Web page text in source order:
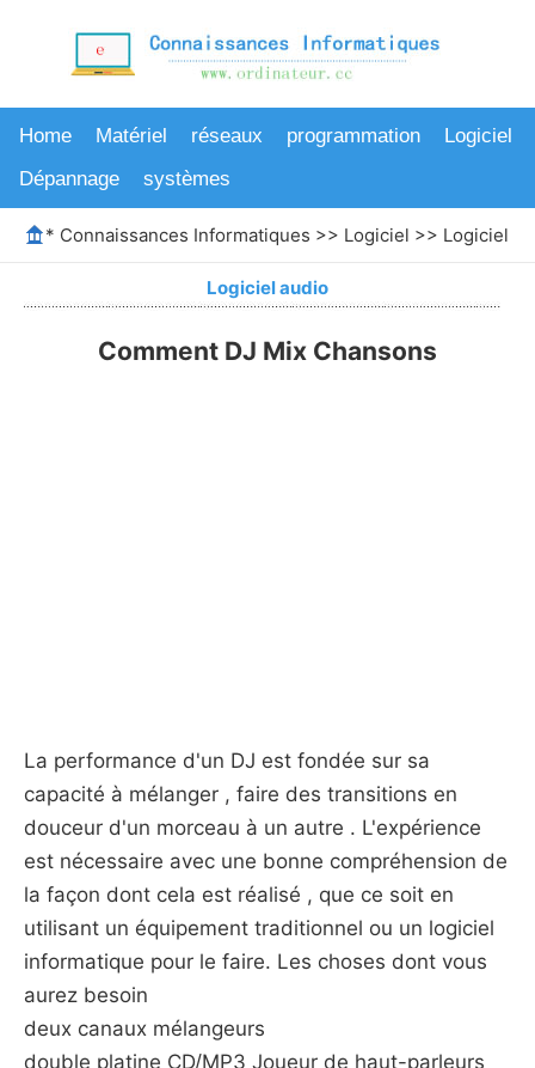
Home Matériel réseaux programmation
Logiciel
Dépannage
systèmes
* Connaissances Informatiques >> Logiciel >> Logiciel
Logiciel audio
Comment DJ Mix Chansons
La performance d'un DJ est fondée sur sa
capacité à mélanger , faire des transitions en
douceur d'un morceau à un autre . L'expérience
est nécessaire avec une bonne compréhension de
la façon dont cela est réalisé , que ce soit en
utilisant un équipement traditionnel ou un logiciel
informatique pour le faire. Les choses dont vous
aurez besoin
deux canaux mélangeurs
double platine CD/MP3 Joueur de haut-parleurs